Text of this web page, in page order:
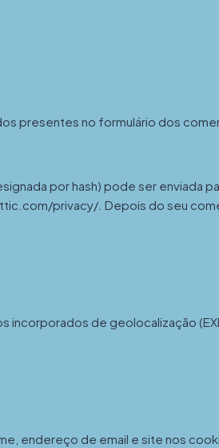
presentes no formulário dos
por hash) pode ser enviada
privacy/. Depois do seu
incorporados de geolocalização
endereço de email e site nos